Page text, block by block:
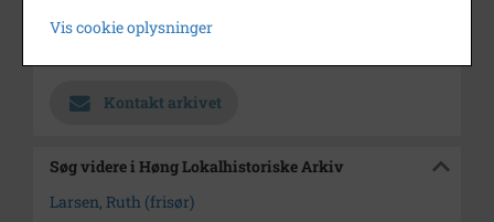
Kontakt arkivet
Søg videre i Høng Lokalhistoriske Arkiv
Larsen, Ruth (frisør)
Vis cookie oplysninger